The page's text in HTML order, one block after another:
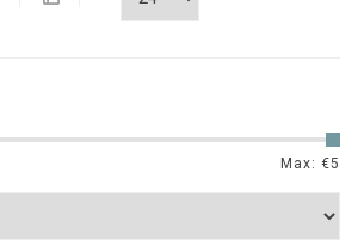
Max: €5